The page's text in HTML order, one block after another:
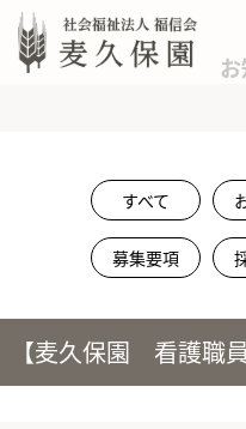
すべて
募集要項
【麦久保園 看護職